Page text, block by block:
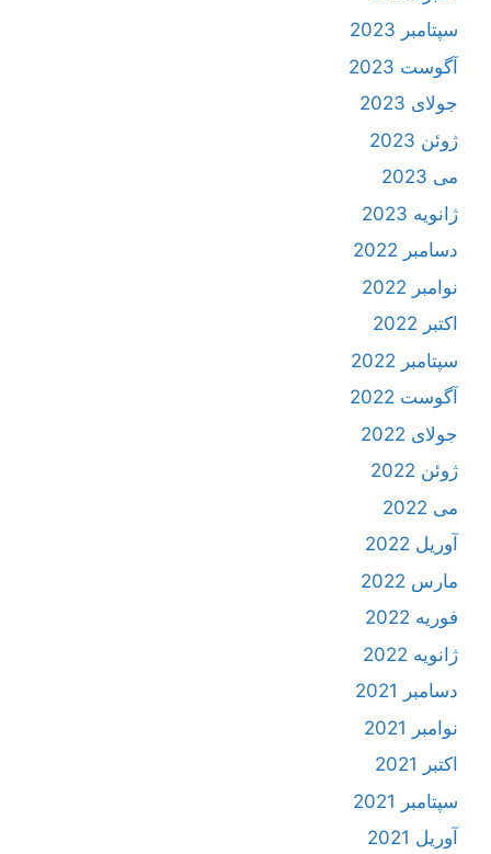
سپتامبر 2023
آگوست 2023
جولای 2023
ژوئن 2023
می 2023
ژانویه 2023
دسامبر 2022
نوامبر 2022
اکتبر 2022
سپتامبر 2022
آگوست 2022
جولای 2022
ژوئن 2022
می 2022
آوریل 2022
مارس 2022
فوریه 2022
ژانویه 2022
دسامبر 2021
نوامبر 2021
اکتبر 2021
سپتامبر 2021
آوریل 2021